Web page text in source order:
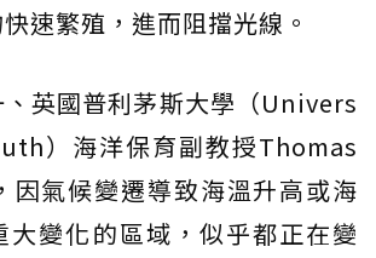
速繁殖，進而阻擋光線。
英國普利茅斯大學（Univers
）海洋保育副教授Thomas
因氣候變遷導致海溫升高或海
大變化的區域，似乎都正在變